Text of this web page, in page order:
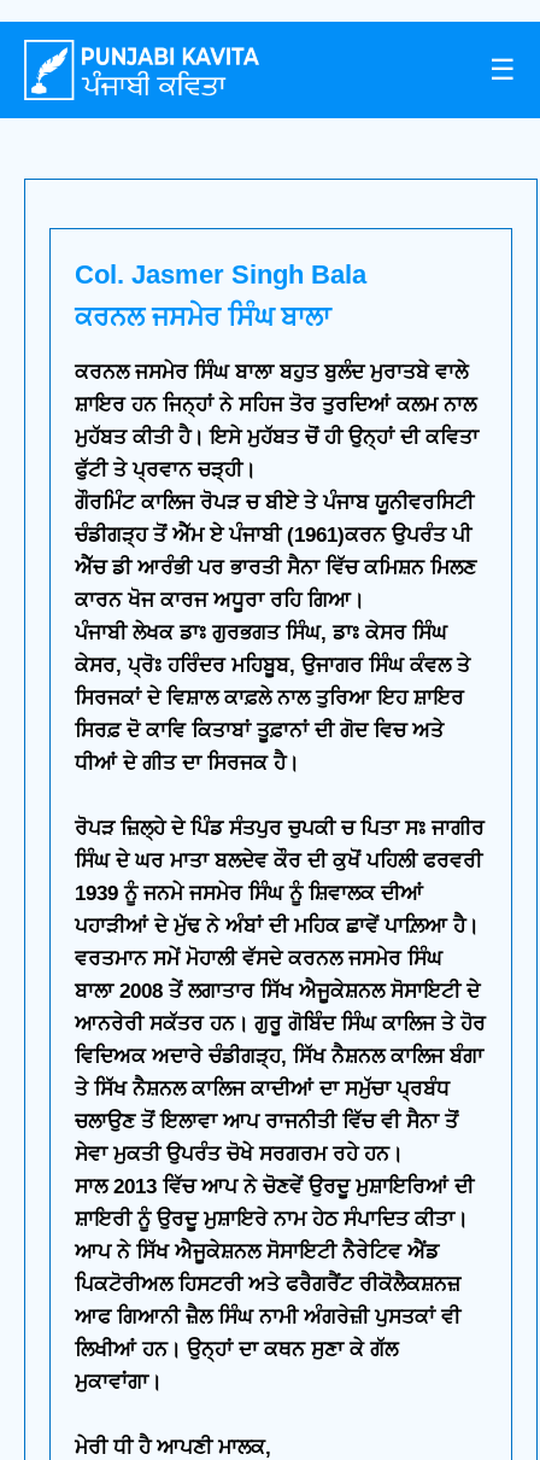
☰
Col. Jasmer Singh Bala
ਕਰਨਲ ਜਸਮੇਰ ਸਿੰਘ ਬਾਲਾ
ਕਰਨਲ ਜਸਮੇਰ ਸਿੰਘ ਬਾਲਾ ਬਹੁਤ ਬੁਲੰਦ ਮੁਰਾਤਬੇ ਵਾਲੇ
ਸ਼ਾਇਰ ਹਨ ਜਿਨ੍ਹਾਂ ਨੇ ਸਹਿਜ ਤੋਰ ਤੁਰਦਿਆਂ ਕਲਮ ਨਾਲ
ਮੁਹੱਬਤ ਕੀਤੀ ਹੈ। ਇਸੇ ਮੁਹੱਬਤ ਚੋਂ ਹੀ ਉਨ੍ਹਾਂ ਦੀ ਕਵਿਤਾ
ਫੁੱਟੀ ਤੇ ਪ੍ਰਵਾਨ ਚੜ੍ਹੀ।
ਗੌਰਮਿੰਟ ਕਾਲਿਜ ਰੋਪੜ ਚ ਬੀਏ ਤੇ ਪੰਜਾਬ ਯੂਨੀਵਰਸਿਟੀ
ਚੰਡੀਗੜ੍ਹ ਤੋਂ ਐੱਮ ਏ ਪੰਜਾਬੀ (1961)ਕਰਨ ਉਪਰੰਤ ਪੀ
ਐੱਚ ਡੀ ਆਰੰਭੀ ਪਰ ਭਾਰਤੀ ਸੈਨਾ ਵਿੱਚ ਕਮਿਸ਼ਨ ਮਿਲਣ
ਕਾਰਨ ਖੋਜ ਕਾਰਜ ਅਧੂਰਾ ਰਹਿ ਗਿਆ।
ਪੰਜਾਬੀ ਲੇਖਕ ਡਾਃ ਗੁਰਭਗਤ ਸਿੰਘ, ਡਾਃ ਕੇਸਰ ਸਿੰਘ
ਕੇਸਰ, ਪ੍ਰੋਃ ਹਰਿੰਦਰ ਮਹਿਬੂਬ, ਉਜਾਗਰ ਸਿੰਘ ਕੰਵਲ ਤੇ
ਸਿਰਜਕਾਂ ਦੇ ਵਿਸ਼ਾਲ ਕਾਫ਼ਲੇ ਨਾਲ ਤੁਰਿਆ ਇਹ ਸ਼ਾਇਰ
ਸਿਰਫ਼ ਦੋ ਕਾਵਿ ਕਿਤਾਬਾਂ ਤੂਫ਼ਾਨਾਂ ਦੀ ਗੋਦ ਵਿਚ ਅਤੇ
ਧੀਆਂ ਦੇ ਗੀਤ ਦਾ ਸਿਰਜਕ ਹੈ।
ਰੋਪੜ ਜ਼ਿਲ੍ਹੇ ਦੇ ਪਿੰਡ ਸੰਤਪੁਰ ਚੁਪਕੀ ਚ ਪਿਤਾ ਸਃ ਜਾਗੀਰ
ਸਿੰਘ ਦੇ ਘਰ ਮਾਤਾ ਬਲਦੇਵ ਕੌਰ ਦੀ ਕੁਖੋਂ ਪਹਿਲੀ ਫਰਵਰੀ
1939 ਨੂੰ ਜਨਮੇ ਜਸਮੇਰ ਸਿੰਘ ਨੂੰ ਸ਼ਿਵਾਲਕ ਦੀਆਂ
ਪਹਾੜੀਆਂ ਦੇ ਮੁੱਢ ਨੇ ਅੰਬਾਂ ਦੀ ਮਹਿਕ ਛਾਵੇਂ ਪਾਲ਼ਿਆ ਹੈ।
ਵਰਤਮਾਨ ਸਮੇਂ ਮੋਹਾਲੀ ਵੱਸਦੇ ਕਰਨਲ ਜਸਮੇਰ ਸਿੰਘ
ਬਾਲਾ 2008 ਤੇਂ ਲਗਾਤਾਰ ਸਿੱਖ ਐਜੂਕੇਸ਼ਨਲ ਸੋਸਾਇਟੀ ਦੇ
ਆਨਰੇਰੀ ਸਕੱਤਰ ਹਨ। ਗੁਰੂ ਗੋਬਿੰਦ ਸਿੰਘ ਕਾਲਿਜ ਤੇ ਹੋਰ
ਵਿਦਿਅਕ ਅਦਾਰੇ ਚੰਡੀਗੜ੍ਹ, ਸਿੱਖ ਨੈਸ਼ਨਲ ਕਾਲਿਜ ਬੰਗਾ
ਤੇ ਸਿੱਖ ਨੈਸ਼ਨਲ ਕਾਲਿਜ ਕਾਦੀਆਂ ਦਾ ਸਮੁੱਚਾ ਪ੍ਰਬੰਧ
ਚਲਾਉਣ ਤੋਂ ਇਲਾਵਾ ਆਪ ਰਾਜਨੀਤੀ ਵਿੱਚ ਵੀ ਸੈਨਾ ਤੋਂ
ਸੇਵਾ ਮੁਕਤੀ ਉਪਰੰਤ ਚੋਖੇ ਸਰਗਰਮ ਰਹੇ ਹਨ।
ਸਾਲ 2013 ਵਿੱਚ ਆਪ ਨੇ ਚੋਣਵੇਂ ਉਰਦੂ ਮੁਸ਼ਾਇਰਿਆਂ ਦੀ
ਸ਼ਾਇਰੀ ਨੂੰ ਉਰਦੂ ਮੁਸ਼ਾਇਰੇ ਨਾਮ ਹੇਠ ਸੰਪਾਦਿਤ ਕੀਤਾ।
ਆਪ ਨੇ ਸਿੱਖ ਐਜੂਕੇਸ਼ਨਲ ਸੋਸਾਇਟੀ ਨੈਰੇਟਿਵ ਐਂਡ
ਪਿਕਟੋਰੀਅਲ ਹਿਸਟਰੀ ਅਤੇ ਫਰੈਗਰੈਂਟ ਰੀਕੋਲੈਕਸ਼ਨਜ਼
ਆਫ ਗਿਆਨੀ ਜ਼ੈਲ ਸਿੰਘ ਨਾਮੀ ਅੰਗਰੇਜ਼ੀ ਪੁਸਤਕਾਂ ਵੀ
ਲਿਖੀਆਂ ਹਨ। ਉਨ੍ਹਾਂ ਦਾ ਕਥਨ ਸੁਣਾ ਕੇ ਗੱਲ
ਮੁਕਾਵਾਂਗਾ।
ਮੇਰੀ ਧੀ ਹੈ ਆਪਣੀ ਮਾਲਕ,